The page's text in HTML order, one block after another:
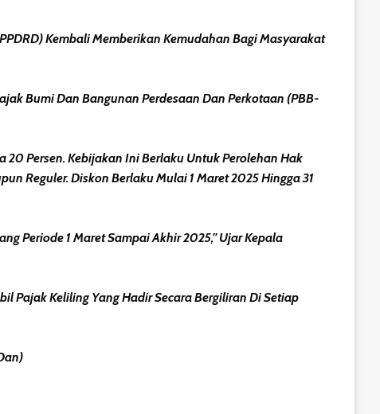
Kembali Memberikan Kemudahan Bagi Masyarakat
Bumi Dan Bangunan Perdesaan Dan Perkotaan (PBB-
20 Persen. Kebijakan Ini Berlaku Untuk Perolehan Hak
Reguler. Diskon Berlaku Mulai 1 Maret 2025 Hingga 31
Periode 1 Maret Sampai Akhir 2025,” Ujar Kepala
Pajak Keliling Yang Hadir Secara Bergiliran Di Setiap